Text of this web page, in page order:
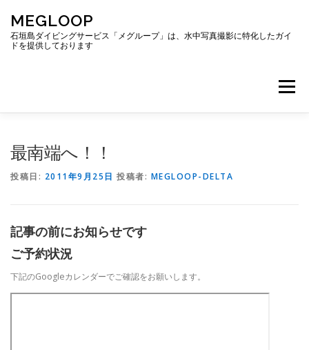
ッ
MEGLOOP
石垣島ダイビングサービス「メグループ」は、水中写真撮影に特化したガイ
ドを提供しております
メニュー
最南端へ！！
投稿日: 2011年9月25日 投稿者: MEGLOOP-DELTA
記事の前にお知らせです
ご予約状況
下記のGoogleカレンダーでご確認をお願いします。